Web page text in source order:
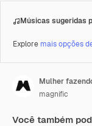
Músicas sugeridas
Explore mais opções
Mulher
magnific
Você também